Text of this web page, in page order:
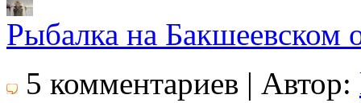
Рыбалка на Бакшеевском
5 комментариев | Автор: